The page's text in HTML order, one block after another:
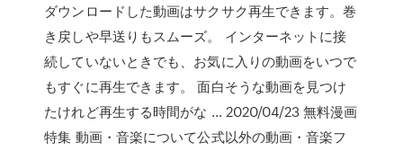
ダウンロードした動画はサクサク再生できます。巻
き戻しや早送りもスムーズ。 インターネットに接
続していないときでも、お気に入りの動画をいつで
もすぐに再生できます。 面白そうな動画を見つけ
たけれど再生する時間がな … 2020/04/23 無料漫画
特集 動画・音楽について公式以外の動画・音楽フ